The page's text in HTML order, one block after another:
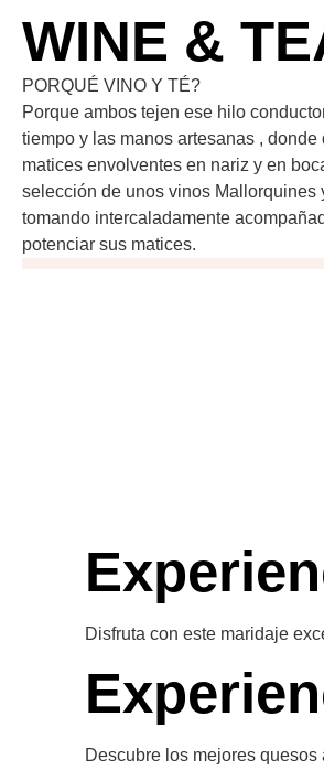
WINE &
PORQUÉ VINO Y TÉ?
Porque ambos tejen ese hilo
tiempo y las manos artesanas ,
matices envolventes en nariz y en
selección de unos vinos Mallorquines
tomando intercaladamente
potenciar sus matices.
Disfruta con este maridaje
Descubre los mejores